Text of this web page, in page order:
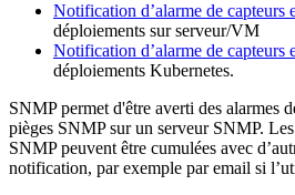
Notification d’alarme de capteurs
déploiements sur serveur/VM
Notification d’alarme de capteurs
déploiements Kubernetes.
SNMP permet d'être averti des alarmes
pièges SNMP sur un serveur SNMP.
SNMP peuvent être cumulées avec
notification, par exemple par email si